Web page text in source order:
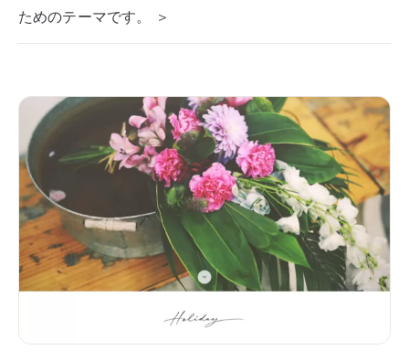
ためのテーマです。 ＞